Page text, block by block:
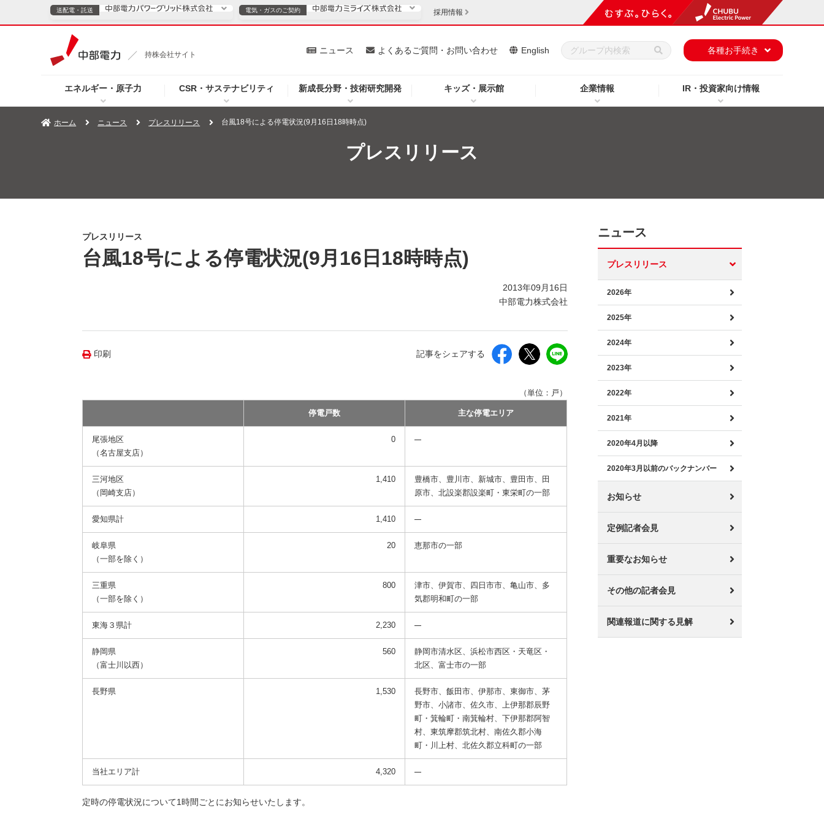
持株会社サイト
エネルギー・原子力 CSR・サステナビリティ 新成長分野・技術研究開発 キッズ・展示館 企業情報 IR・投資家向け情報
ニュース よくあるご質問・お問い合わせ English 各種お手続き
送配電・託送
TOPページへ ご案内 安定供給
企業情報
電気・ガスのご契約
電気・ガスのご契約
TOPページへ 個人のお客さま 法人のお客さま
採用情報
ホーム ニュース プレスリリース 台風18号による停電状況(9月16日18時時点)
プレスリリース
プレスリリース
台風18号による停電状況(9月16日18時時点)
2013年09月16日
中部電力株式会社
印刷 記事をシェアする
（単位：戸）
停電戸数 主な停電エリア
尾張地区
（名古屋支店）
0
三河地区
（岡崎支店）
1,410
豊橋市、豊川市、新城市、豊田市、田
原市、北設楽郡設楽町・東栄町の一部
愛知県計 1,410
岐阜県
（一部を除く）
20 恵那市の一部
三重県
（一部を除く）
800
津市、伊賀市、四日市市、亀山市、多
気郡明和町の一部
東海３県計 2,230
静岡県
（富士川以西）
560
静岡市清水区、浜松市西区・天竜区・
北区、富士市の一部
長野県 1,530
長野市、飯田市、伊那市、東御市、茅
野市、小諸市、佐久市、上伊那郡辰野
町・箕輪町・南箕輪村、下伊那郡阿智
村、東筑摩郡筑北村、南佐久郡小海
町・川上村、北佐久郡立科町の一部
当社エリア計 4,320
定時の停電状況について1時間ごとにお知らせいたします。
ニュース
プレスリリース
2026年
2025年
2024年
2023年
2022年
2021年
2020年4月以降
2020年3月以前のバックナンバー
お知らせ
定例記者会見
重要なお知らせ
その他の記者会見
関連報道に関する見解